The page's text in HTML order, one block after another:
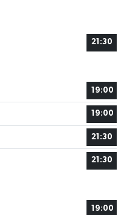
21:30
19:00
19:00
21:30
21:30
19:00